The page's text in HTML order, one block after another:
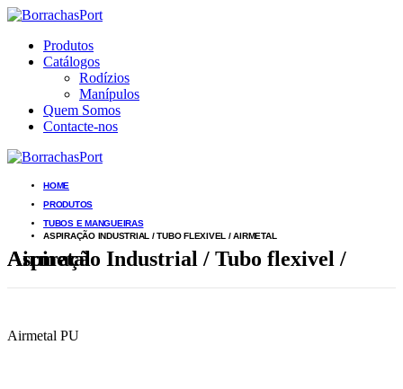
Produtos
Catálogos
Rodízios
Manípulos
Quem Somos
Contacte-nos
HOME
PRODUTOS
TUBOS E MANGUEIRAS
ASPIRAÇÃO INDUSTRIAL / TUBO FLEXIVEL / AIRMETAL
Aspiração Industrial / Tubo flexivel / Airmetal
Airmetal PU